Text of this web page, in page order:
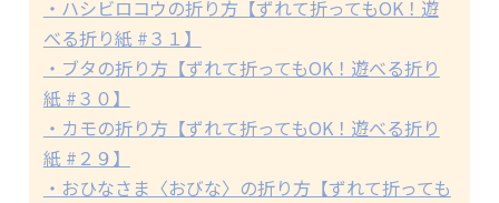
・ハシビロコウの折り方【ずれて折ってもOK！遊
べる折り紙 #３１】
・ブタの折り方【ずれて折ってもOK！遊べる折り
紙 #３０】
・カモの折り方【ずれて折ってもOK！遊べる折り
紙 #２９】
・おひなさま〈おびな〉の折り方【ずれて折っても